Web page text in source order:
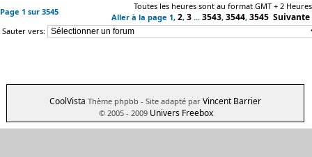
Page 1 sur 3545
Toutes les heures sont au format GMT + 2 Heures
Aller à la page 1, 2, 3 ... 3543, 3544, 3545 Suivante
Sauter vers:
CoolVista Thème phpbb - Site adapté par Vincent Barrier
© 2005 - 2009 Univers Freebox